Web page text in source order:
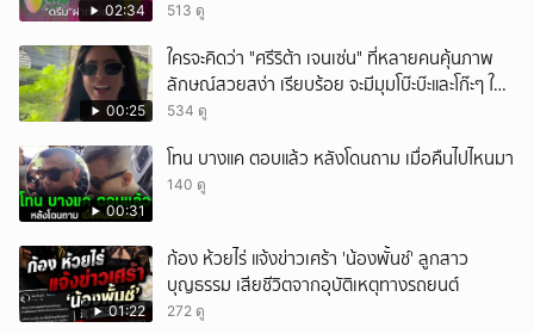
02:34 513 ดู
00:25
ใครจะคิดว่า "ศรีริต้า เจนเซ่น" ที่หลายคนคุ้นภาพ
ลักษณ์สวยสง่า เรียบร้อย จะมีมุมโบ๊ะบ๊ะและโก๊ะๆ ให้
ได้อมยิ้มเหมือนกัน งานนี้ทำเอาแฟนๆ ทั้งเอ็นดูทั้ง
534 ดู
00:31
โทน บางแค ตอบแล้ว หลังโดนถาม เมื่อคืนไปไหนมา
140 ดู
01:22
ก้อง ห้วยไร่ แจ้งข่าวเศร้า 'น้องพั้นช์' ลูกสาว
บุญธรรม เสียชีวิตจากอุบัติเหตุทางรถยนต์
272 ดู